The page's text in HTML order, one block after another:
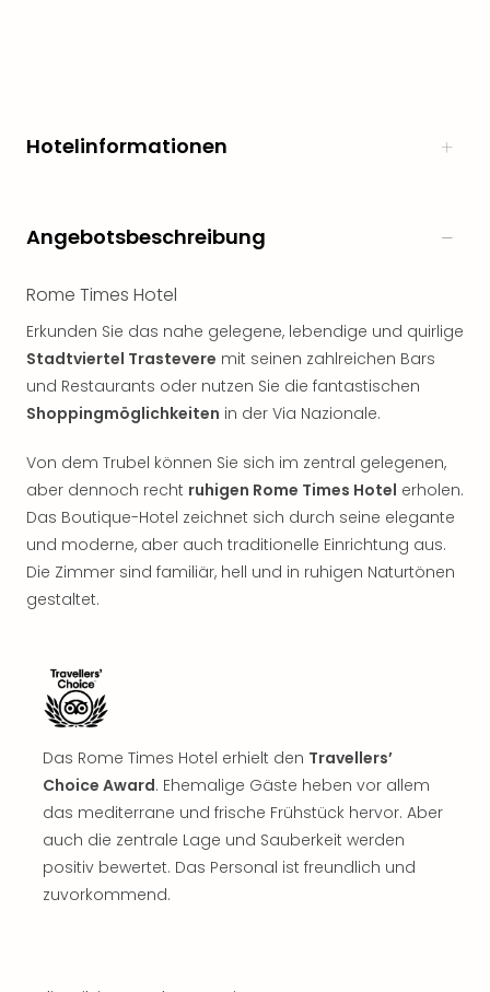
Hotelinformationen
Angebotsbeschreibung
Rome Times Hotel
Erkunden Sie das nahe gelegene, lebendige und quirlige
Stadtviertel Trastevere mit seinen zahlreichen Bars
und Restaurants oder nutzen Sie die fantastischen
Shoppingmöglichkeiten in der Via Nazionale.
Von dem Trubel können Sie sich im zentral gelegenen,
aber dennoch recht ruhigen Rome Times Hotel erholen.
Das Boutique-Hotel zeichnet sich durch seine elegante
und moderne, aber auch traditionelle Einrichtung aus.
Die Zimmer sind familiär, hell und in ruhigen Naturtönen
gestaltet.
Das Rome Times Hotel erhielt den Travellers’
Choice Award. Ehemalige Gäste heben vor allem
das mediterrane und frische Frühstück hervor. Aber
auch die zentrale Lage und Sauberkeit werden
positiv bewertet. Das Personal ist freundlich und
zuvorkommend.